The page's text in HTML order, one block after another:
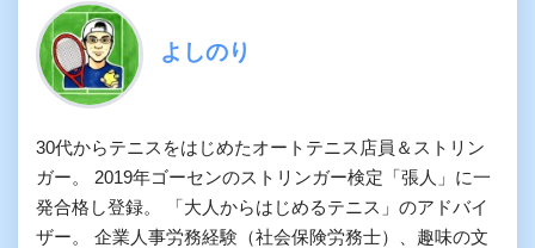
よしのり
30代からテニスをはじめたオートテニス店員＆ストリン
ガー。 2019年ゴーセンのストリンガー検定「張人」に一
発合格し登録。 「大人からはじめるテニス」のアドバイ
ザー。 企業人事労務経験（社会保険労務士）、趣味の文